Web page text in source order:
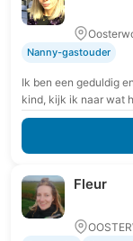
Nanny-gastouder
Ik ben een geduldig
kind, kijk ik naar wat
Fleur